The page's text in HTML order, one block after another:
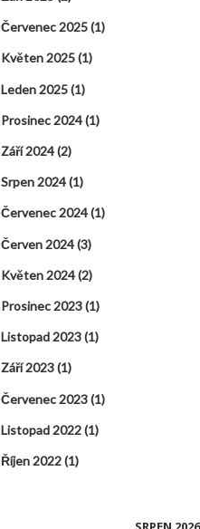
Červenec 2025(1)
Květen 2025(1)
Leden 2025(1)
Prosinec 2024(1)
Září 2024(2)
Srpen 2024(1)
Červenec 2024(1)
Červen 2024(3)
Květen 2024(2)
Prosinec 2023(1)
Listopad 2023(1)
Září 2023(1)
Červenec 2023(1)
Listopad 2022(1)
Říjen 2022(1)